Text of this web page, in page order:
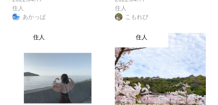
住人
あかっぱ
住人
こもれび
住人 住人